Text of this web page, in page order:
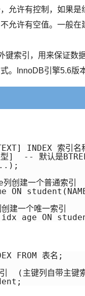
允许有控制，如果是
允许有空值。一般在
键索引，用来保证数
。InnoDB引擎5.6版
INDEX 索引名
建一个普通索引
ON
一个唯一索引
idx_age ON
FROM 表名;
(主键列自带主键